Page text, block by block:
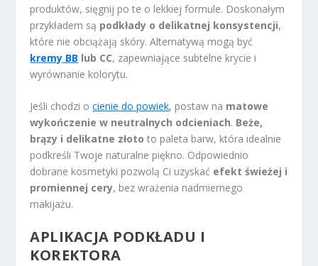
produktów, sięgnij po te o lekkiej formule. Doskonałym
przykładem są podkłady o delikatnej konsystencji,
które nie obciążają skóry. Alternatywą mogą być
kremy BB lub CC, zapewniające subtelne krycie i
wyrównanie kolorytu.
Jeśli chodzi ocienie do powiek, postaw na matowe
wykończenie w neutralnych odcieniach. Beże,
brązy i delikatne złoto to paleta barw, która idealnie
podkreśli Twoje naturalne piękno. Odpowiednio
dobrane kosmetyki pozwolą Ci uzyskać efekt świeżej i
promiennej cery, bez wrażenia nadmiernego
makijażu.
APLIKACJA PODKŁADU I
KOREKTORA